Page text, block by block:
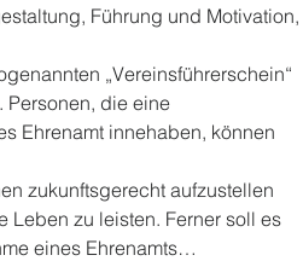
Führung und Motivation,
„Vereinsführerschein“
die eine
Ehrenamt innehaben, können
zukunftsgerecht aufzustellen
zu leisten. Ferner soll es
eines Ehrenamts…